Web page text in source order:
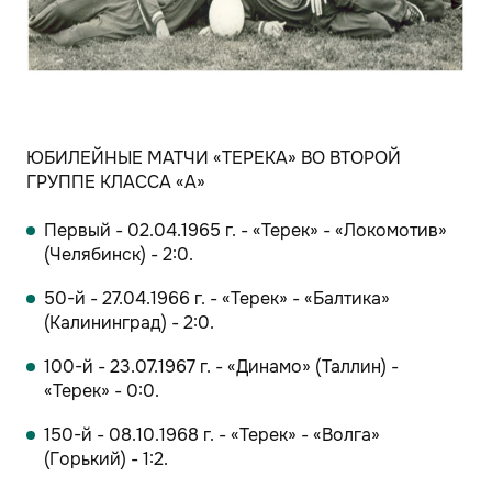
ЮБИЛЕЙНЫЕ МАТЧИ «ТЕРЕКА» ВО ВТОРОЙ
ГРУППЕ КЛАССА «А»
Первый - 02.04.1965 г. - «Терек» - «Локомотив»
(Челябинск) - 2:0.
50-й - 27.04.1966 г. - «Терек» - «Балтика»
(Калининград) - 2:0.
100-й - 23.07.1967 г. - «Динамо» (Таллин) -
«Терек» - 0:0.
150-й - 08.10.1968 г. - «Терек» - «Волга»
(Горький) - 1:2.